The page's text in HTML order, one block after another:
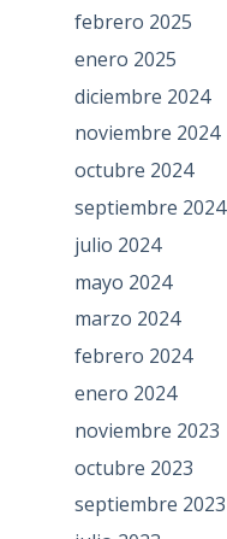
febrero 2025
enero 2025
diciembre 2024
noviembre 2024
octubre 2024
septiembre 2024
julio 2024
mayo 2024
marzo 2024
febrero 2024
enero 2024
noviembre 2023
octubre 2023
septiembre 2023